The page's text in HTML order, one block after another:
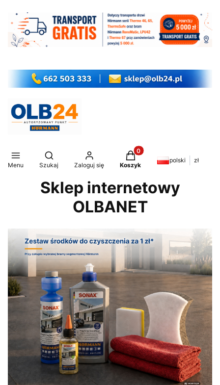
Menu
Otwórz wyszukiwarkę
Szukaj Zaloguj się
Produkty w koszyku: 0.
Koszyk
polski zł
Sklep internetowy
OLBANET